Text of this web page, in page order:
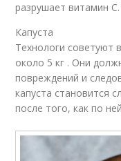
разрушает витамин С.
Капуста
Технологи советуют
около 5 кг . Они
повреждений и
капуста становится
после того, как по